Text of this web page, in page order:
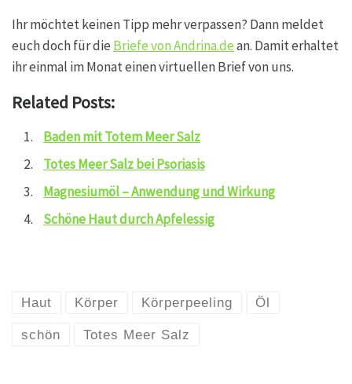
Ihr möchtet keinen Tipp mehr verpassen? Dann meldet
euch doch für dieBriefe von Andrina.dean. Damit erhaltet
ihr einmal im Monat einen virtuellen Brief von uns.
Related Posts:
Baden mit Totem Meer Salz
Totes Meer Salz bei Psoriasis
Magnesiumöl – Anwendung und Wirkung
Schöne Haut durch Apfelessig
Haut Körper Körperpeeling Öl
schön Totes Meer Salz